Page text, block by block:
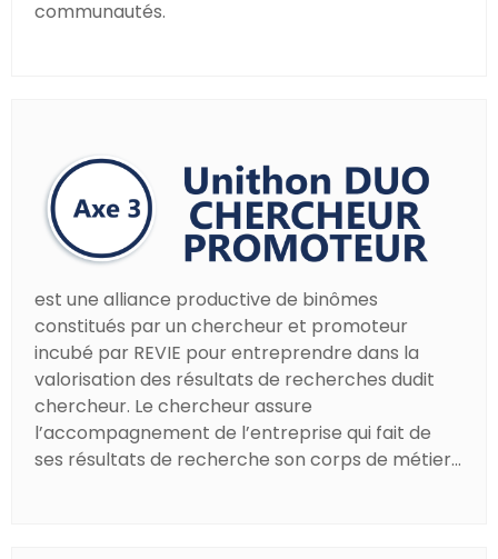
communautés.
est une alliance productive de binômes
constitués par un chercheur et promoteur
incubé par REVIE pour entreprendre dans la
valorisation des résultats de recherches dudit
chercheur. Le chercheur assure
l’accompagnement de l’entreprise qui fait de
ses résultats de recherche son corps de métier...